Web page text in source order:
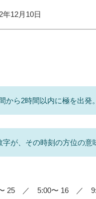
年12月10日
から2時間以内に極を出発。
が、その時刻の方位の意
〜 25 ／ 5:00〜 16 ／